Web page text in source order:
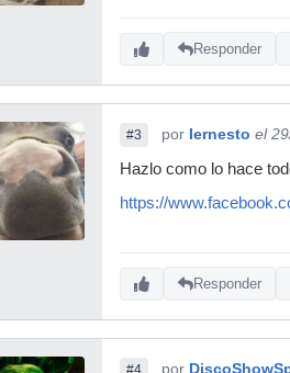
Responder
#3 por Iernesto el
Hazlo como lo hace
https://
Responder
#4 por